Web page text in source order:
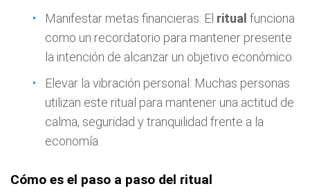
Manifestar metas financieras: El ritual funciona
como un recordatorio para mantener presente
la intención de alcanzar un objetivo económico.
Elevar la vibración personal: Muchas personas
utilizan este ritual para mantener una actitud de
calma, seguridad y tranquilidad frente a la
economía.
Cómo es el paso a paso del ritual